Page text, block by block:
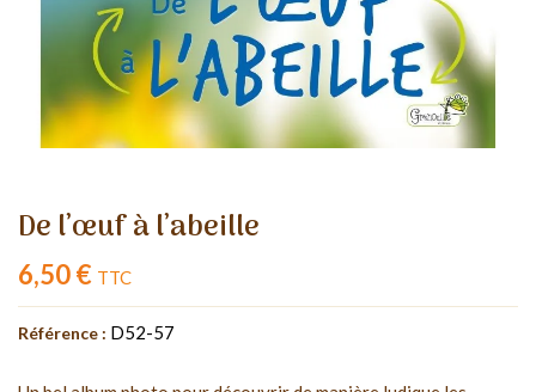
De l’œuf à l’abeille
6,50 € TTC
Référence : D52-57